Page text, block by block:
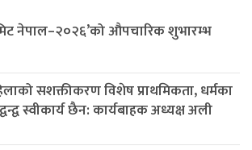
नेपाल–२०२६’को औपचारिक शुभारम्भ
सशक्तीकरण विशेष प्राथमिकता, धर्मका
स्वीकार्य छैन: कार्यबाहक अध्यक्ष अली